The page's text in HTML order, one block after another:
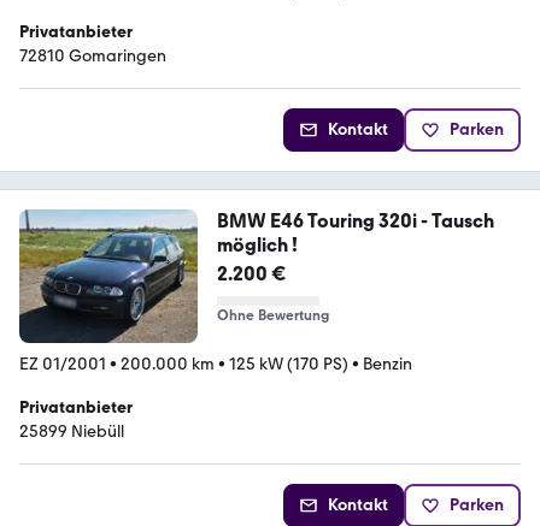
Privatanbieter
72810 Gomaringen
Kontakt Parken
BMW E46 Touring 320i - Tausch
möglich !
2.200 €
Ohne Bewertung
EZ 01/2001 • 200.000 km • 125 kW (170 PS) • Benzin
Privatanbieter
25899 Niebüll
Kontakt Parken